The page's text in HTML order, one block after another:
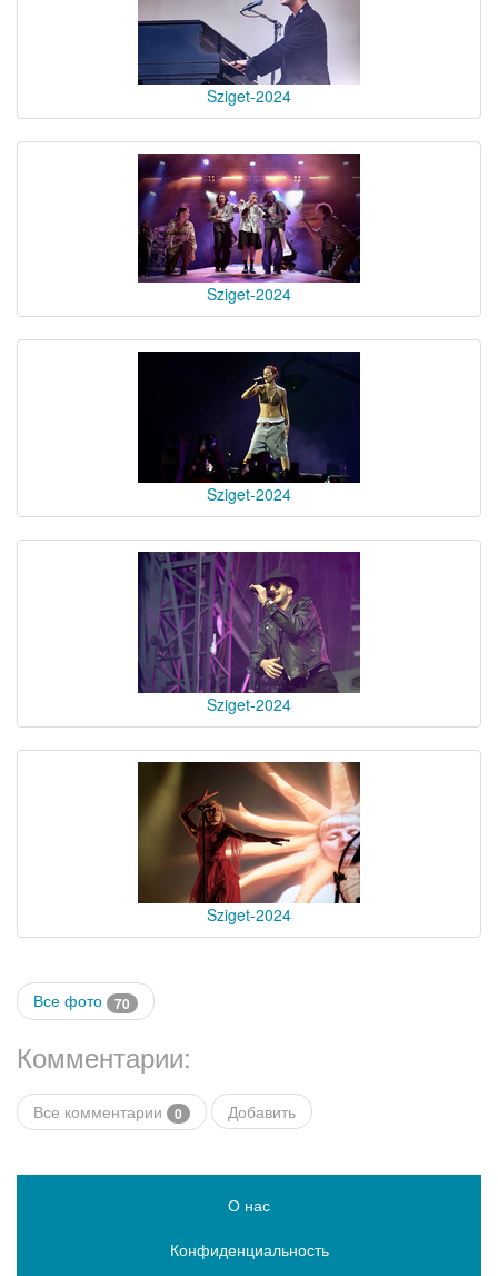
Sziget-2024
Sziget-2024
Sziget-2024
Sziget-2024
Sziget-2024
Все фото 70
Комментарии:
Все комментарии 0 Добавить
О нас
Конфиденциальность